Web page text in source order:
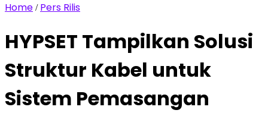
Home / Pers Rilis
HYPSET Tampilkan Solusi
Struktur Kabel untuk
Sistem Pemasangan